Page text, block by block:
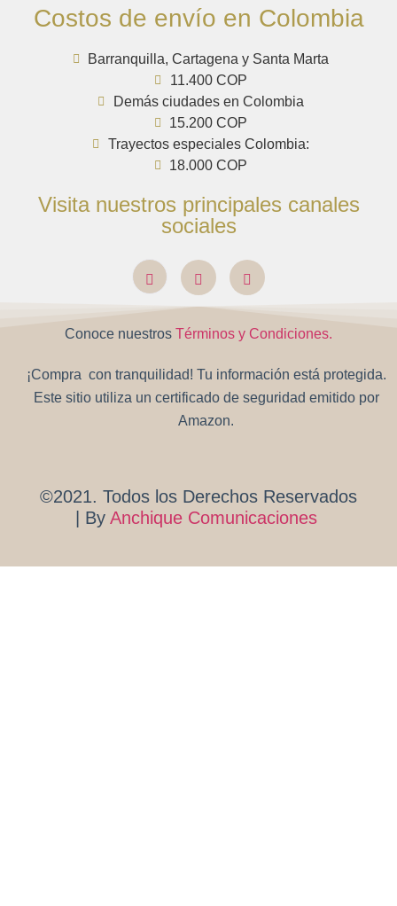
Costos de envío en Colombia
Barranquilla, Cartagena y Santa Marta
11.400 COP
Demás ciudades en Colombia
15.200 COP
Trayectos especiales Colombia:
18.000 COP
Visita nuestros principales canales
sociales
Conoce nuestros Términos y Condiciones.
¡Compra con tranquilidad! Tu información está protegida.
Este sitio utiliza un certificado de seguridad emitido por
Amazon.
©2021. Todos los Derechos Reservados
| By Anchique Comunicaciones